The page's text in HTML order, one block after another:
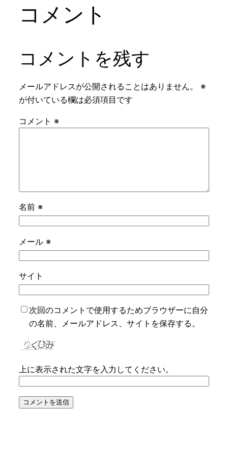
コメント
コメントを残す
メールアドレスが公開されることはありません。
※
が付いている欄は必須項目です
コメント ※
名前 ※
メール ※
サイト
次回のコメントで使用するためブラウザーに自分
の名前、メールアドレス、サイトを保存する。
上に表示された文字を入力してください。